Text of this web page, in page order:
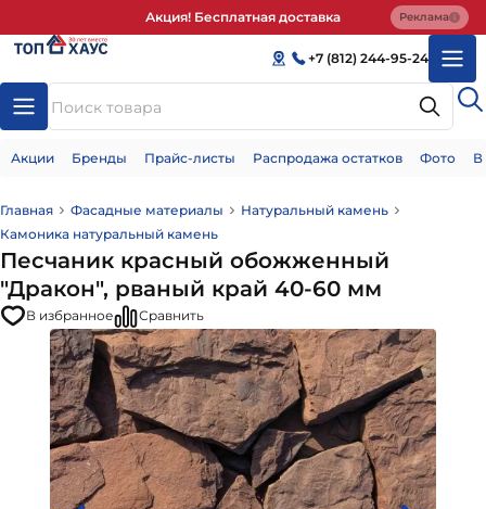
Акция! Бесплатная доставка Реклама
+7 (812) 244-95-24
Акции Бренды Прайс-листы Распродажа остатков Фото
Главная Фасадные материалы
Натуральный камень
Камоника натуральный камень
Песчаник красный обожженный
"Дракон", рваный край 40-60 мм
В избранное Сравнить